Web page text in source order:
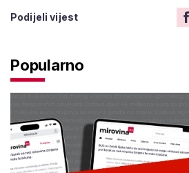
Podijeli vijest
Popularno